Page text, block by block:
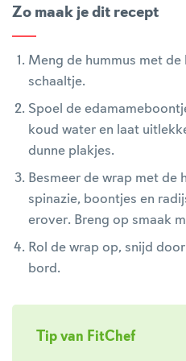
Zo maak je dit recept
Meng de hummus met
schaaltje.
Spoel de
koud water en laat
dunne plakjes.
Besmeer de wrap met de
spinazie, boontjes en
erover. Breng op smaak
Rol de wrap op, snijd
bord.
Tip van FitChef